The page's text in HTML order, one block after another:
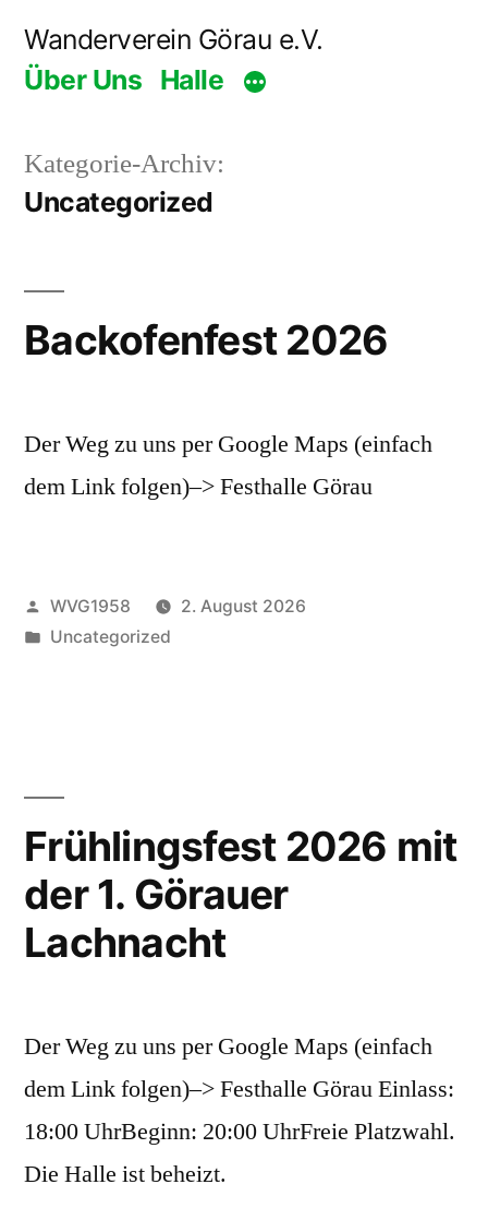
Inhalt
Wanderverein Görau e.V.
Über Uns Halle
Kategorie-Archiv:
Uncategorized
Backofenfest 2026
Der Weg zu uns per Google Maps (einfach
dem Link folgen)–> Festhalle Görau
Veröffentlicht
von
WVG1958
2. August 2026
Veröffentlicht
Uncategorized
Frühlingsfest 2026 mit
der 1. Görauer
Lachnacht
Der Weg zu uns per Google Maps (einfach
dem Link folgen)–> Festhalle Görau Einlass:
18:00 UhrBeginn: 20:00 UhrFreie Platzwahl.
Die Halle ist beheizt.